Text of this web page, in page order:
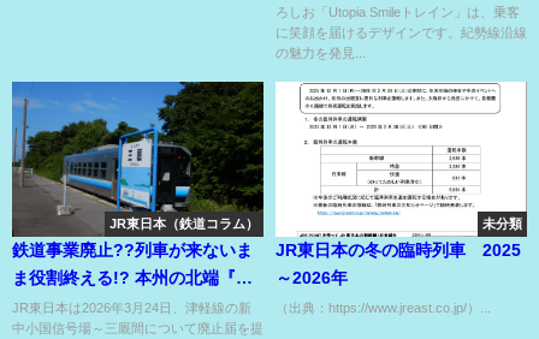
ろしお「Utopia Smileトレイン」は、乗客
に笑顔を届けるデザインです。紀勢線沿線
の魅力を発見...
JR東日本（鉄道コラム）
鉄道事業廃止??列車が来ないま
ま役割終える!? 本州の北端『最
果ての終着駅』??
JR東日本は2026年3月24日、津軽線の新
中小国信号場～三厩間について廃止届を提
未分類
JR東日本の冬の臨時列車 2025
～2026年
（出典：https://www.jreast.co.jp/）...